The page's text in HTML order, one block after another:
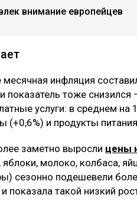
внимание европейцев
месячная инфляция
показатель тоже снизился
услуги: в среднем на
(+0,6%) и продукты
заметно выросли цены
молоко, колбаса,
сезонно подешевели
показала такой низкий